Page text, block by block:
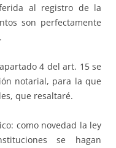
al registro de la
son perfectamente
4 del art. 15 se
notarial, para la que
que resaltaré.
como novedad la ley
se hagan